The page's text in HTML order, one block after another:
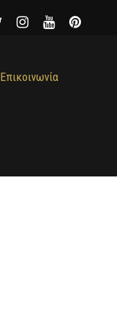
Επικοινωνία